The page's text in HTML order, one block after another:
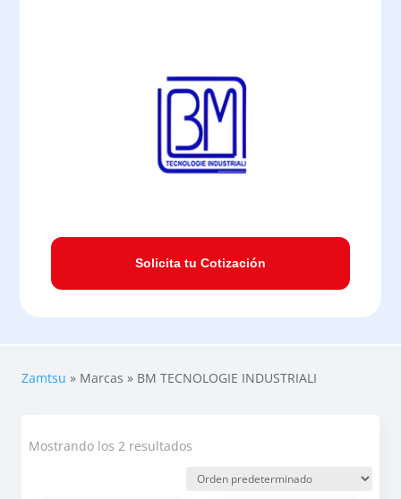
Solicita tu Cotización
Zamtsu » Marcas » BM TECNOLOGIE INDUSTRIALI
Mostrando los 2 resultados